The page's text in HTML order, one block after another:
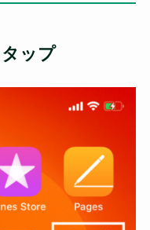
ップ